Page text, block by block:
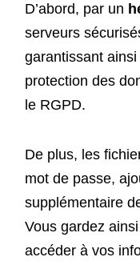
D’abord, par un
serveurs
garantissant
protection des
le RGPD.
De plus, les
mot de passe,
supplémentaire
Vous gardez
accéder à vos